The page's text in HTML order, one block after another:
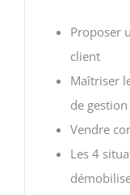
Proposer
client
Maîtriser
de
Vendre
Les 4